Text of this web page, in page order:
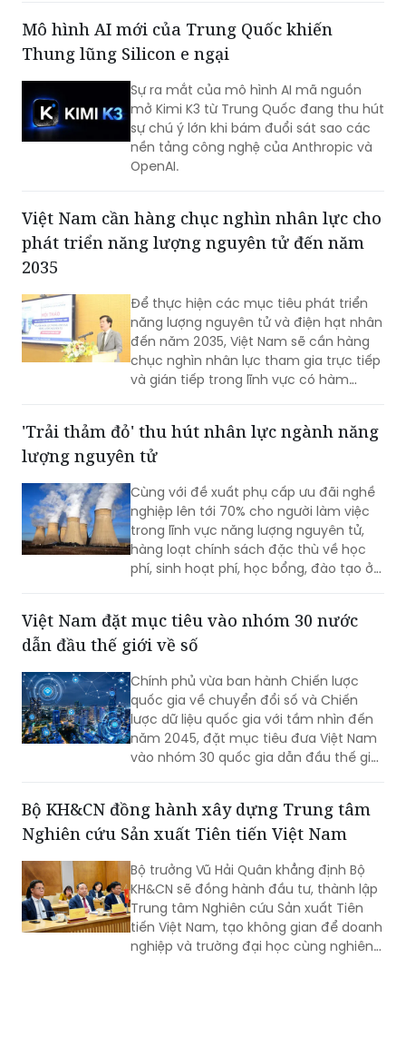
số và cơ sở dữ liệu quốc gia.
Mô hình AI mới của Trung Quốc khiến
Thung lũng Silicon e ngại
Sự ra mắt của mô hình AI mã nguồn
mở Kimi K3 từ Trung Quốc đang thu hút
sự chú ý lớn khi bám đuổi sát sao các
nền tảng công nghệ của Anthropic và
OpenAI.
Việt Nam cần hàng chục nghìn nhân lực cho
phát triển năng lượng nguyên tử đến năm
2035
Để thực hiện các mục tiêu phát triển
năng lượng nguyên tử và điện hạt nhân
đến năm 2035, Việt Nam sẽ cần hàng
chục nghìn nhân lực tham gia trực tiếp
và gián tiếp trong lĩnh vực có hàm
'Trải thảm đỏ' thu hút nhân lực ngành năng
lượng nguyên tử
Cùng với đề xuất phụ cấp ưu đãi nghề
nghiệp lên tới 70% cho người làm việc
trong lĩnh vực năng lượng nguyên tử,
hàng loạt chính sách đặc thù về học
phí, sinh hoạt phí, học bổng, đào tạo ở
Việt Nam đặt mục tiêu vào nhóm 30 nước
dẫn đầu thế giới về số
Chính phủ vừa ban hành Chiến lược
quốc gia về chuyển đổi số và Chiến
lược dữ liệu quốc gia với tầm nhìn đến
năm 2045, đặt mục tiêu đưa Việt Nam
vào nhóm 30 quốc gia dẫn đầu thế giới
Bộ KH&CN đồng hành xây dựng Trung tâm
Nghiên cứu Sản xuất Tiên tiến Việt Nam
Bộ trưởng Vũ Hải Quân khẳng định Bộ
KH&CN sẽ đồng hành đầu tư, thành lập
Trung tâm Nghiên cứu Sản xuất Tiên
tiến Việt Nam, tạo không gian để doanh
nghiệp và trường đại học cùng nghiên